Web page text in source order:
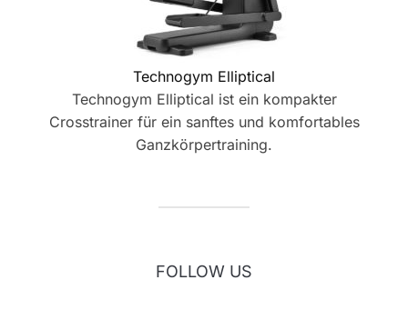
Technogym Elliptical
Technogym Elliptical ist ein kompakter
Crosstrainer für ein sanftes und komfortables
Ganzkörpertraining.
FOLLOW US